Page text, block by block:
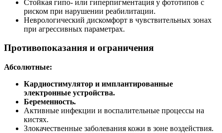
Стойкая гипо‑ или гиперпигментация у фототипов с
риском при нарушении реабилитации.
Неврологический дискомфорт в чувствительных зонах
при агрессивных параметрах.
Противопоказания и ограничения
Абсолютные:
Кардиостимулятор и имплантированные
электронные устройства.
Беременность.
Активные инфекции и воспалительные процессы на
кистях.
Злокачественные заболевания кожи в зоне воздействия.